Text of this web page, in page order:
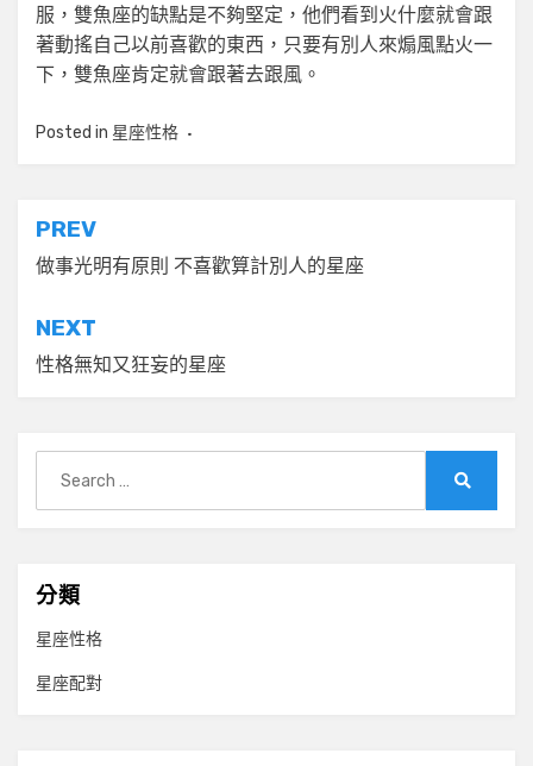
服，雙魚座的缺點是不夠堅定，他們看到火什麼就會跟
著動搖自己以前喜歡的東西，只要有別人來煽風點火一
下，雙魚座肯定就會跟著去跟風。
Posted in 星座性格
文
章
導
覽
PREV
做事光明有原則 不喜歡算計別人的星座
NEXT
性格無知又狂妄的星座
for:
分類
星座性格
星座配對